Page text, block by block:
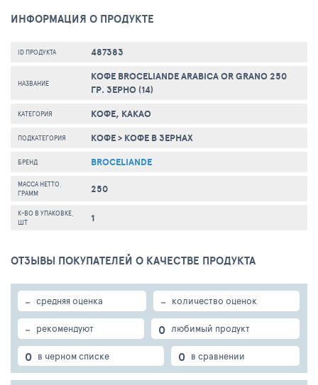
ИНФОРМАЦИЯ О ПРОДУКТЕ
ID ПРОДУКТА 487383
НАЗВАНИЕ
КОФЕ BROCELIANDE ARABICA OR GRANO 250
ГР. ЗЕРНО (14)
КАТЕГОРИЯ КОФЕ, КАКАО
ПОДКАТЕГОРИЯ КОФЕ> КОФЕ В ЗЕРНАХ
БРЕНД BROCELIANDE
МАССА НЕТТО,
ГРАММ
250
К-ВО В УПАКОВКЕ,
ШТ
1
ОТЗЫВЫ ПОКУПАТЕЛЕЙ О КАЧЕСТВЕ ПРОДУКТА
- средняя оценка - количество оценок
- рекомендуют 0 любимый продукт
0 в черном списке 0 в сравнении